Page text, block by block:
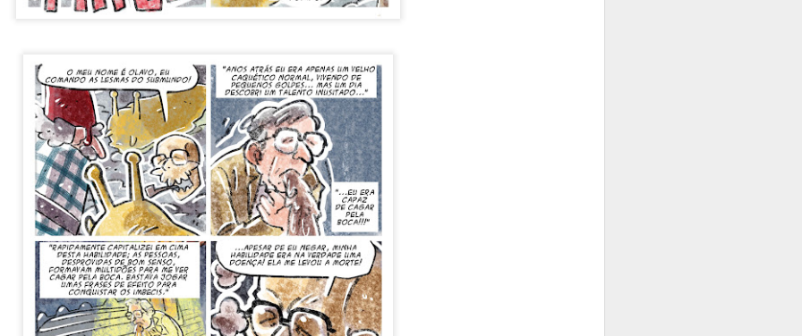
Postado há6 days ago
por Unknown
Marcadores:Tiras
0 Adicionar um comentário